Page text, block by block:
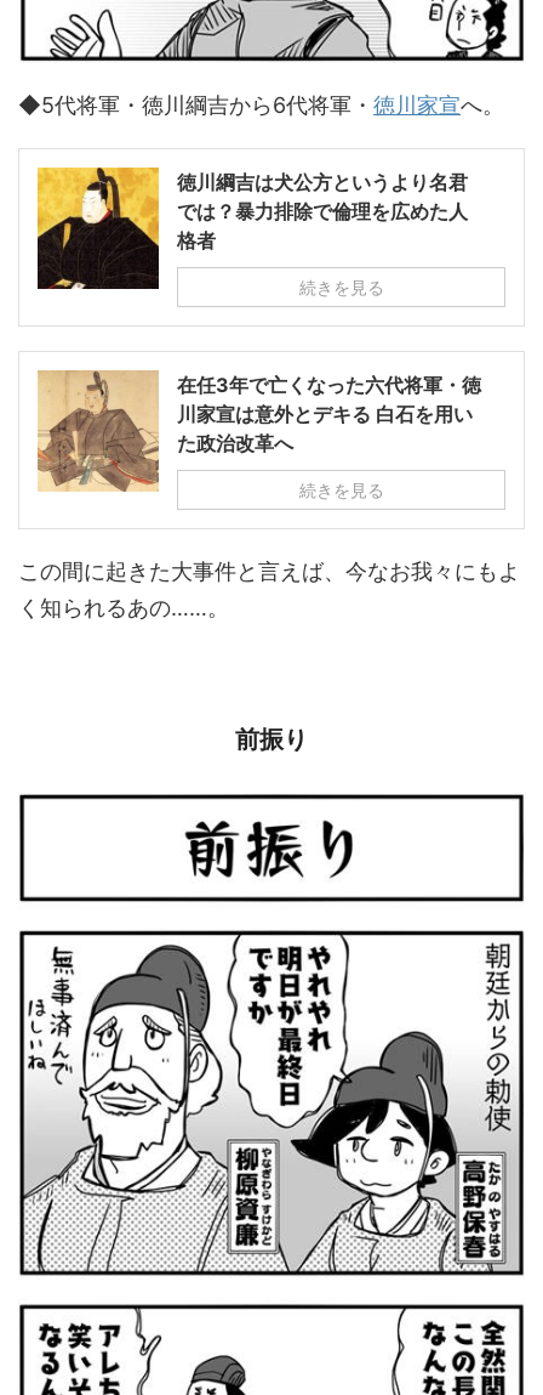
◆5代将軍・徳川綱吉から6代将軍・ 徳川家宣へ。
徳川綱吉は犬公方というより名君
では？暴力排除で倫理を広めた人
格者
続きを見る
在任3年で亡くなった六代将軍・徳
川家宣は意外とデキる 白石を用い
た政治改革へ
続きを見る
この間に起きた大事件と言えば、今なお我々にもよ
く知られるあの……。
前振り